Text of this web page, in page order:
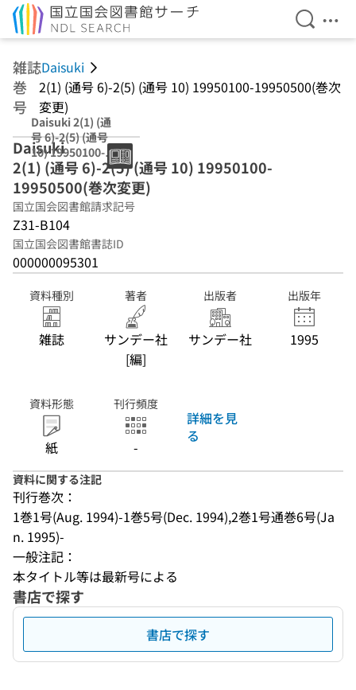
検索を
メ
雑誌Daisuki
巻
号
2(1) (通号 6)-2(5) (通号 10) 19950100-19950500(巻次
変更)
Daisuki 2(1) (通
号 6)-2(5) (通号
10) 19950100-
19950500(巻次変
更)
Daisuki
2(1) (通号 6)-2(5) (通号 10) 19950100-
19950500(巻次変更)
国立国会図書館請求記号
Z31-B104
国立国会図書館書誌ID
000000095301
資料種別
雑誌
著者
サンデー社
[編]
出版者
サンデー社
出版年
1995
資料形態
紙
刊行頻度
-
詳細を見
る
資料に関する注記
刊行巻次：
1巻1号(Aug. 1994)-1巻5号(Dec. 1994),2巻1号通巻6号(Ja
n. 1995)-
一般注記：
本タイトル等は最新号による
書店で探す
書店で探す